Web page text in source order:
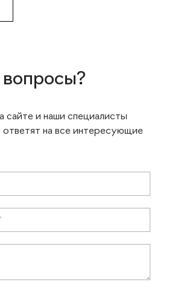
сайте и наши специалисты
ответят на все интересующие